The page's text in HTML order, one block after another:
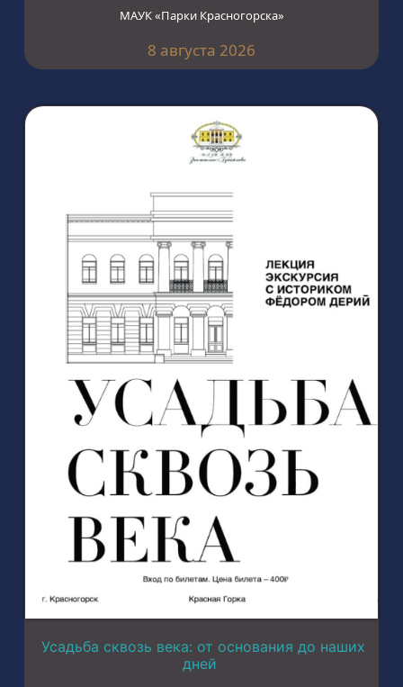
МАУК «Парки Красногорска»
8 августа 2026
Усадьба сквозь века: от основания до наших
дней